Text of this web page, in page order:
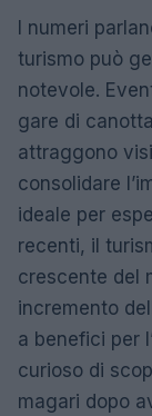
I numeri
turismo può
notevole.
gare di
attraggono
consolidare
ideale per
recenti, il
crescente del
incremento
a benefici per
curioso di
magari dopo